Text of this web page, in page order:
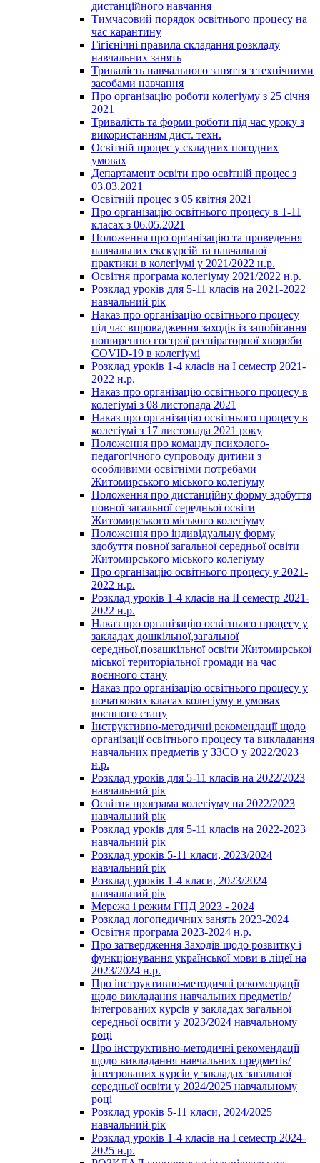
дистанційного навчання
Тимчасовий порядок освітнього процесу на
час карантину
Гігієнічні правила складання розкладу
навчальних занять
Тривалість навчального заняття з технічними
засобами навчання
Про організацію роботи колегіуму з 25 січня
2021
Тривалість та форми роботи під час уроку з
використанням дист. техн.
Освітній процес у складних погодних
умовах
Департамент освіти про освітній процес з
03.03.2021
Освітній процес з 05 квітня 2021
Про організацію освітнього процесу в 1-11
класах з 06.05.2021
Положення про організацію та проведення
навчальних екскурсій та навчальної
практики в колегіумі у 2021/2022 н.р.
Освітня програма колегіуму 2021/2022 н.р.
Розклад уроків для 5-11 класів на 2021-2022
навчальний рік
Наказ про організацію освітнього процесу
під час впровадження заходів із запобігання
поширенню гострої респіраторної хвороби
COVID-19 в колегіумі
Розклад уроків 1-4 класів на І семестр 2021-
2022 н.р.
Наказ про організацію освітнього процесу в
колегіумі з 08 листопада 2021
Наказ про організацію освітнього процесу в
колегіумі з 17 листопада 2021 року
Положення про команду психолого-
педагогічного супроводу дитини з
особливими освітніми потребами
Житомирського міського колегіуму
Положення про дистанційну форму здобуття
повної загальної середньої освіти
Житомирського міського колегіуму
Положення про індивідуальну форму
здобуття повної загальної середньої освіти
Житомирського міського колегіуму
Про організацію освітнього процесу у 2021-
2022 н.р.
Розклад уроків 1-4 класів на ІІ семестр 2021-
2022 н.р.
Наказ про організацію освітнього процесу у
закладах дошкільної,загальної
середньої,позашкільної освіти Житомирської
міської територіальної громади на час
воєнного стану
Наказ про організацію освітнього процесу у
початкових класах колегіуму в умовах
воєнного стану
Інструктивно-методичні рекомендації щодо
організації освітнього процесу та викладання
навчальних предметів у ЗЗСО у 2022/2023
н.р.
Розклад уроків для 5-11 класів на 2022/2023
навчальний рік
Освітня програма колегіуму на 2022/2023
навчальний рік
Розклад уроків для 5-11 класів на 2022-2023
навчальний рік
Розклад уроків 5-11 класи, 2023/2024
навчальний рік
Розклад уроків 1-4 класи, 2023/2024
навчальний рік
Мережа і режим ГПД 2023 - 2024
Розклад логопедичних занять 2023-2024
Освітня програма 2023-2024 н.р.
Про затвердження Заходів щодо розвитку і
функціонування української мови в ліцеї на
2023/2024 н.р.
Про інструктивно-методичні рекомендації
щодо викладання навчальних предметів/
інтегрованих курсів у закладах загальної
середньої освіти у 2023/2024 навчальному
році
Про інструктивно-методичні рекомендації
щодо викладання навчальних предметів/
інтегрованих курсів у закладах загальної
середньої освіти у 2024/2025 навчальному
році
Розклад уроків 5-11 класи, 2024/2025
навчальний рік
Розклад уроків 1-4 класів на І семестр 2024-
2025 н.р.